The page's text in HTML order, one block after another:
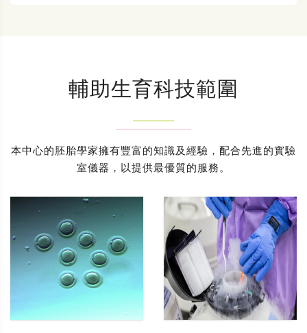
輔助生育科技範圍
本中心的胚胎學家擁有豐富的知識及經驗，配合先進的實驗
室儀器，以提供最優質的服務。